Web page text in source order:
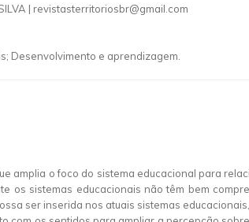
| revistasterritoriosbr@gmail.com
Desenvolvimento e aprendizagem.
amplia o foco do sistema educacional para
os sistemas educacionais não têm bem
ser inserida nos atuais sistemas